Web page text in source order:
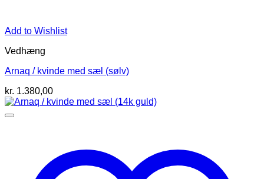
Add to Wishlist
Vedhæng
Arnaq / kvinde med sæl (sølv)
kr. 1.380,00